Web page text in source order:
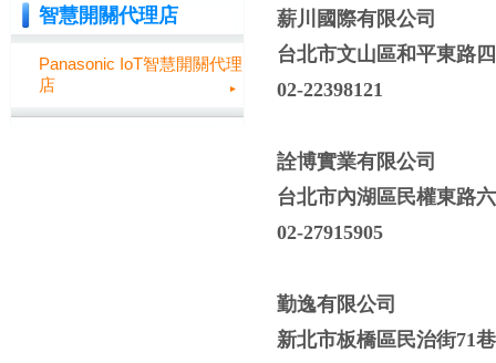
智慧開關代理店
Panasonic IoT智慧開關代理
店
薪川國際有限公司
台北市文山區和平東路
02-22398121
詮博實業有限公司
台北市內湖區民權東路
02-27915905
勤逸有限公司
新北市板橋區民治街71